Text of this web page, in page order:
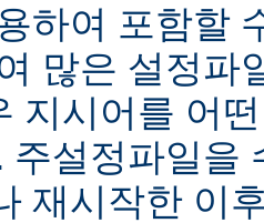
하여 포함할
많은 설정파
지시어를 어
주설정파일을
재시작한 이